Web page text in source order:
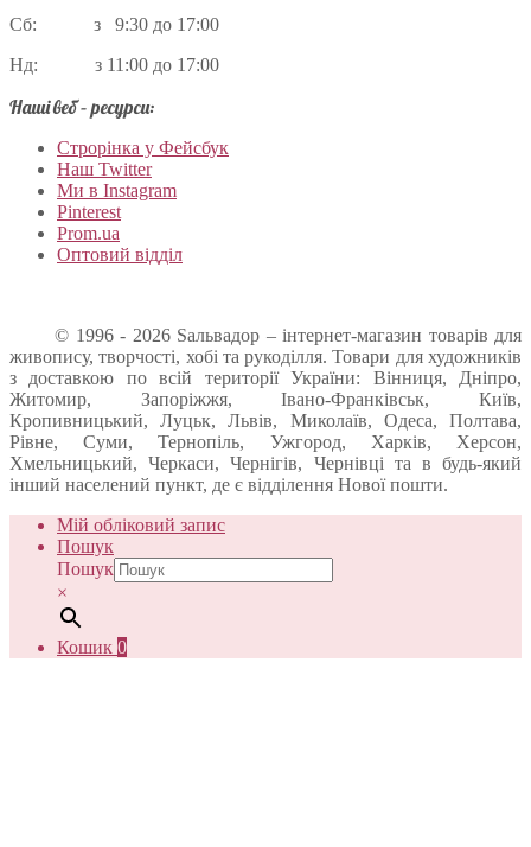
Сб: з 9:30 до 17:00
Нд: з 11:00 до 17:00
Наші веб – ресурси:
Строрінка у Фейсбук
Наш Twitter
Ми в Instagram
Pinterest
Prom.ua
Оптовий відділ
© 1996 - 2026 Sальвадор – інтернет-магазин товарів для
живопису, творчості, хобі та рукоділля. Товари для художників
з доставкою по всій території України: Вінниця, Дніпро,
Житомир, Запоріжжя, Івано-Франківськ, Київ,
Кропивницький, Луцьк, Львів, Миколаїв, Одеса, Полтава,
Рівне, Суми, Тернопіль, Ужгород, Харків, Херсон,
Хмельницький, Черкаси, Чернігів, Чернівці та в будь-який
інший населений пункт, де є відділення Нової пошти.
Мій обліковий запис
Пошук
Пошук
×
Кошик 0